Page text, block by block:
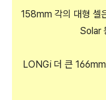
158mm 각의 대형 셀
Solar
LONGi 더 큰